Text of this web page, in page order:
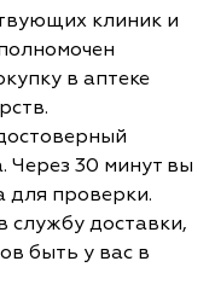
клиник и
в аптеке
Через 30 минут вы
для проверки.
службу доставки,
быть у вас в